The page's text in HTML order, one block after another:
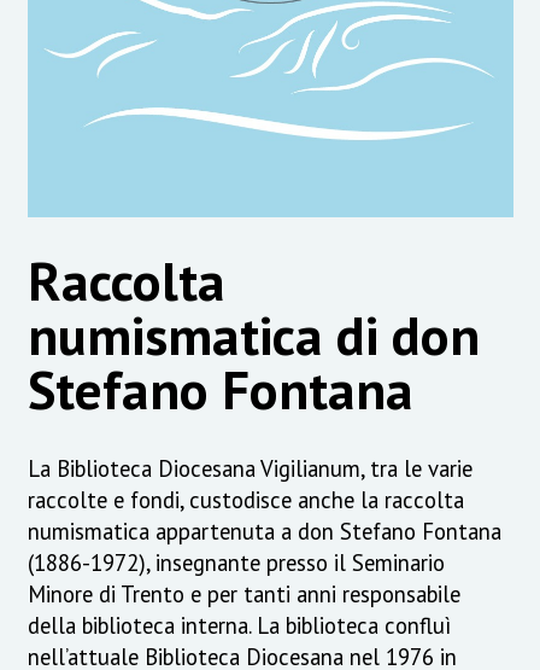
Raccolta
numismatica di don
Stefano Fontana
La Biblioteca Diocesana Vigilianum, tra le varie
raccolte e fondi, custodisce anche la raccolta
numismatica appartenuta a don Stefano Fontana
(1886-1972), insegnante presso il Seminario
Minore di Trento e per tanti anni responsabile
della biblioteca interna. La biblioteca confluì
nell’attuale Biblioteca Diocesana nel 1976 in